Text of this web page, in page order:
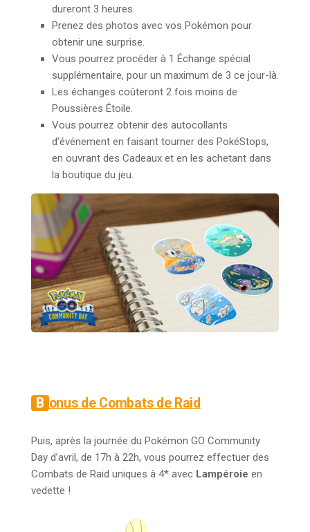
dureront 3 heures.
Prenez des photos avec vos Pokémon pour
obtenir une surprise.
Vous pourrez procéder à 1 Échange spécial
supplémentaire, pour un maximum de 3 ce jour-là.
Les échanges coûteront 2 fois moins de
Poussières Étoile.
Vous pourrez obtenir des autocollants
d’événement en faisant tourner des PokéStops,
en ouvrant des Cadeaux et en les achetant dans
la boutique du jeu.
Bonus de Combats de Raid
Puis, après la journée du Pokémon GO Community
Day d’avril, de 17h à 22h, vous pourrez effectuer des
Combats de Raid uniques à 4* avec Lampéroie en
vedette !